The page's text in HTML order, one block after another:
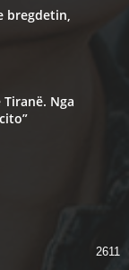
Nga
2611